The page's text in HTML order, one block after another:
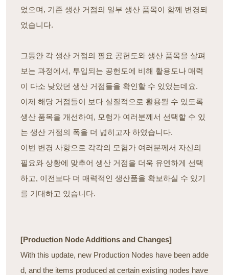
었으며, 기존 생산 거점의 일부 생산 품목이 함께 변경되
었습니다.
그동안 각 생산 거점의 필요 공헌도와 생산 품목을 살펴
보는 과정에서, 투입되는 공헌도에 비해 활용도나 매력
이 다소 낮았던 생산 거점들을 확인할 수 있었는데요.
이제 해당 거점들이 보다 실질적으로 활용될 수 있도록
생산 품목을 개선하여, 모험가 여러분께서 선택할 수 있
는 생산 거점의 폭을 더 넓히고자 하였습니다.
이번 변경 사항으로 각각의 모험가 여러분께서 자신의
필요와 상황에 맞추어 생산 거점을 더욱 유연하게 선택
하고, 이전보다 더 매력적인 생산품을 확보하실 수 있기
를 기대하고 있습니다.
[Production Node Additions and Changes]
With this update, new Production Nodes have been adde
d, and the items produced at certain existing nodes have